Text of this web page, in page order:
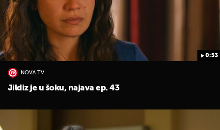
0:53
NOVA TV
Jildiz je u šoku, najava ep. 43